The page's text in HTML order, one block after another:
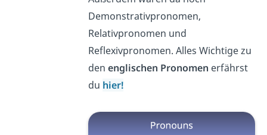
Demonstrativpronomen,
Relativpronomen und
Reflexivpronomen. Alles Wichtige zu
den englischen Pronomen erfährst
du hier!